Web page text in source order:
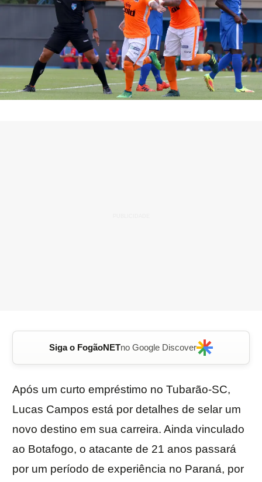
Siga o FogãoNETno Google Discover
Após um curto empréstimo no Tubarão-SC,
Lucas Campos está por detalhes de selar um
novo destino em sua carreira. Ainda vinculado
ao Botafogo, o atacante de 21 anos passará
por um período de experiência no Paraná, por